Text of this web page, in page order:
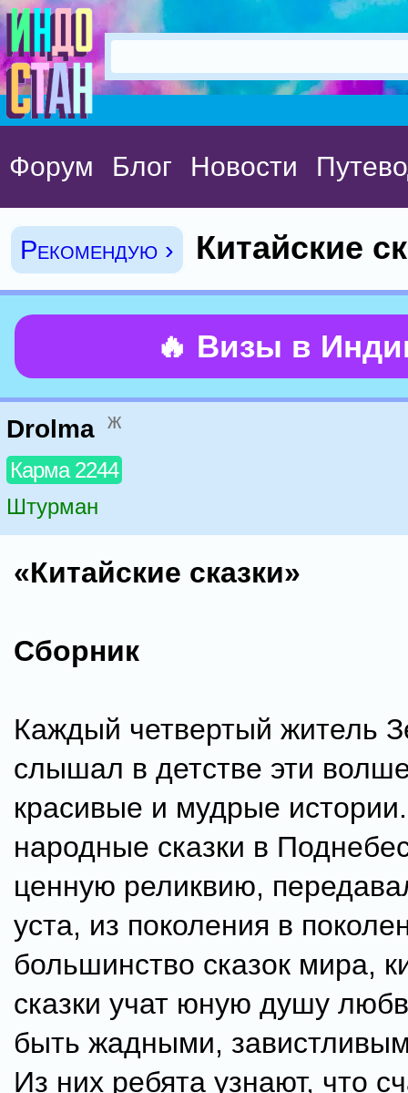
Форум Блог Новости
Рекомендую › Китайские
🔥 Визы в
Drolma ж
Карма 2244
Штурман
«Китайские сказки»
Сборник
Каждый четвертый житель
слышал в детстве эти
красивые и мудрые
народные сказки в
ценную реликвию,
уста, из поколения в
большинство сказок мира,
сказки учат юную душу
быть жадными,
Из них ребята узнают, что